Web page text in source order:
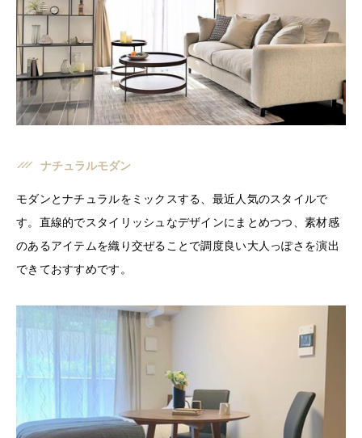
ナチュラルモダン
モダンとナチュラルをミックスする、最近人気のスタイルで
す。直線的でスタイリッシュなデザインにまとめつつ、素材感
のあるアイテムを織り交ぜることで調度良い大人っぽさを演出
できておすすめです。